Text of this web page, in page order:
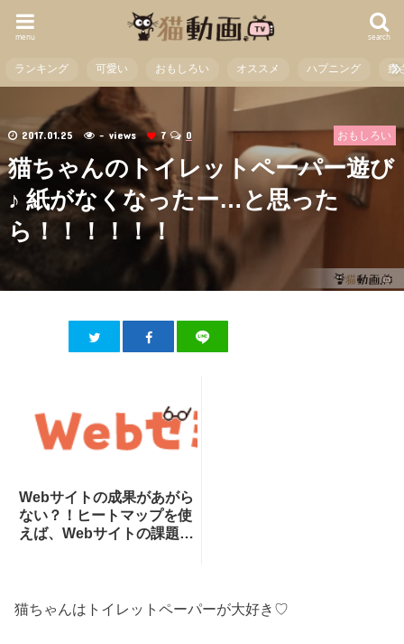
search
menu
ランキング 可愛い おもしろい オススメ ハプニング 癒
おもしろい
2017.01.25 - views 7 0
猫ちゃんのトイレットペーパー遊び
♪ 紙がなくなったー…と思った
ら！！！！！！
Webサイトの成果があがら
ない？！ヒートマップを使
えば、Webサイトの課題が
猫ちゃんはトイレットペーパーが大好き♡